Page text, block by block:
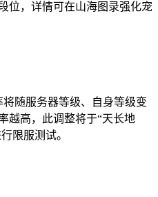
位，详情可在山海图录强化宠
将随服务器等级、自身等级变
越高，此调整将于“天长地
限服测试。